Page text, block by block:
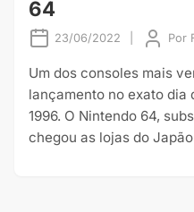
64
23/06/2022 Por
Um dos consoles mais
lançamento no exato dia
1996. O Nintendo 64,
chegou as lojas do